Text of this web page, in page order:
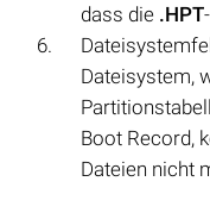
dass die .HPT
Dateisystem,
Boot Record,
Dateien nicht